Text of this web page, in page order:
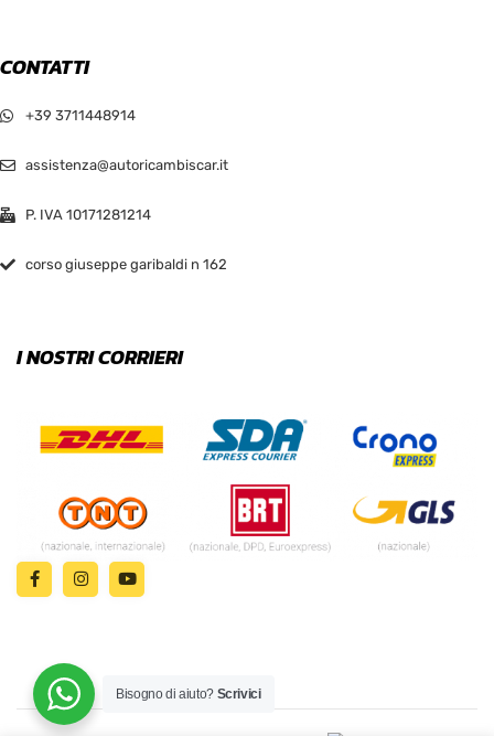
CONTATTI
+39 3711448914
assistenza@autoricambiscar.it
P. IVA 10171281214
corso giuseppe garibaldi n 162
I NOSTRI CORRIERI
Bisogno di aiuto? Scrivici